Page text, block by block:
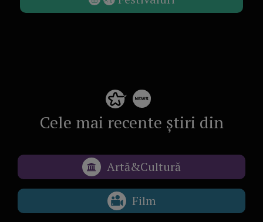
Cele mai recente știri din
Artă&Cultură
Film